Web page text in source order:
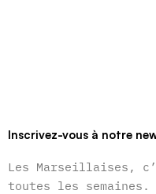
Inscrivez-vous à notre
Les Marseillaises,
toutes les semaines.